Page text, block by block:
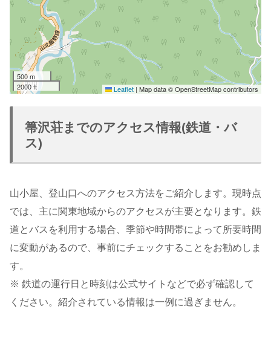
500 m
2000 ft
Leaflet | Map data © OpenStreetMap contributors
箒沢荘までのアクセス情報(鉄道・バ
ス)
山小屋、登山口へのアクセス方法をご紹介します。現時点
では、主に関東地域からのアクセスが主要となります。鉄
道とバスを利用する場合、季節や時間帯によって所要時間
に変動があるので、事前にチェックすることをお勧めしま
す。
※ 鉄道の運行日と時刻は公式サイトなどで必ず確認して
ください。紹介されている情報は一例に過ぎません。